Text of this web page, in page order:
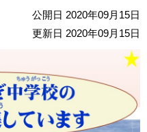
公開日 2020年09月15日
更新日 2020年09月15日